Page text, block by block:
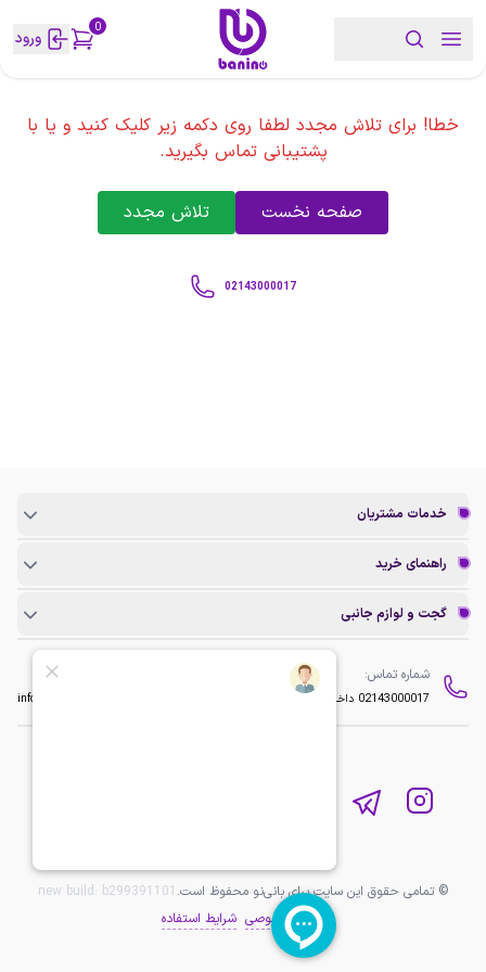
0 ورود
خطا! برای تلاش مجدد لطفا روی دکمه زیر کلیک کنید و یا با
پشتیبانی تماس بگیرید.
صفحه نخست تلاش مجدد
02143000017
خدمات مشتریان
راهنمای خرید
گجت و لوازم جانبی
شماره تماس:
02143000017 داخلی 2 info@baninopc.com
© تمامی حقوق این سایت برای بانی‌نو محفوظ است. new build: b299391101
حریم خصوصی شرایط استفاده